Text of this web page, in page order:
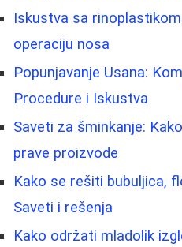
Iskustva sa
operaciju nosa
Popunjavanje Usana:
Procedure i Iskustva
Saveti za šminkanje:
prave proizvode
Kako se rešiti bubuljica,
Saveti i rešenja
Kako održati mladolik